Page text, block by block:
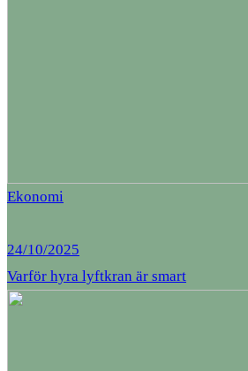
Ekonomi
24/10/2025
Varför hyra lyftkran är smart